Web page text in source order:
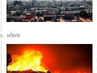
včera